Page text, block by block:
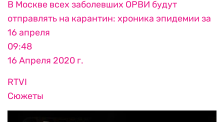
В Москве всех заболевших ОРВИ будут
отправлять на карантин: хроника эпидемии за
16 апреля
09:48
16 Апреля 2020 г.
RTVI
Сюжеты